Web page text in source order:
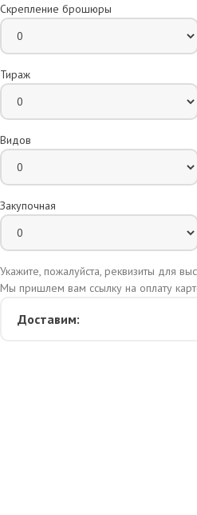
Скрепление брошюры
Тираж
Видов
Закупочная
Укажите, пожалуйста, реквизиты для
Мы пришлем вам ссылку на оплату
Доставим: